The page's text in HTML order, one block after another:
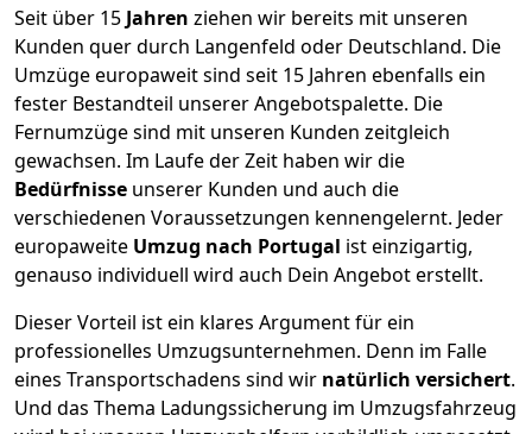
Seit über 15 Jahren ziehen wir bereits mit unseren
Kunden quer durch Langenfeld oder Deutschland. Die
Umzüge europaweit sind seit 15 Jahren ebenfalls ein
fester Bestandteil unserer Angebotspalette. Die
Fernumzüge sind mit unseren Kunden zeitgleich
gewachsen. Im Laufe der Zeit haben wir die
Bedürfnisse unserer Kunden und auch die
verschiedenen Voraussetzungen kennengelernt. Jeder
europaweite Umzug nach Portugal ist einzigartig,
genauso individuell wird auch Dein Angebot erstellt.
Dieser Vorteil ist ein klares Argument für ein
professionelles Umzugsunternehmen. Denn im Falle
eines Transportschadens sind wir natürlich versichert.
Und das Thema Ladungssicherung im Umzugsfahrzeug